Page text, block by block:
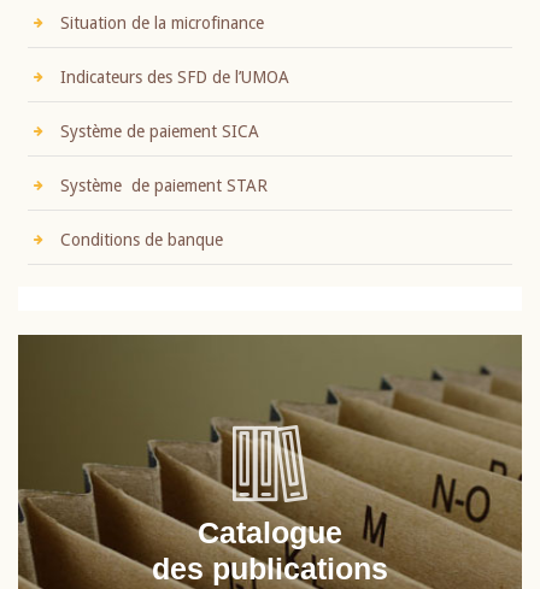
Situation de la microfinance
Indicateurs des SFD de l’UMOA
Système de paiement SICA
Système de paiement STAR
Conditions de banque
Catalogue
des publications